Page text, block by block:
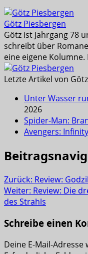
Götz Piesbergen
Götz ist Jahrgang 78
schreibt über
eine eigene
Letzte Artikel von
Unter Wasser
2026
Spider-Man:
Avengers:
Zurück: Review:
Weiter: Review: Die
des Strahls
Schreibe einen
Deine E-Mail-